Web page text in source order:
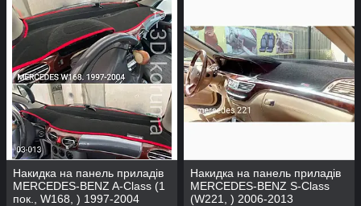
Накидка на панель приладів
MERCEDES-BENZ A-Class (1
пок., W168, ) 1997-2004
Накидка на панель приладів
MERCEDES-BENZ S-Class
(W221, ) 2006-2013